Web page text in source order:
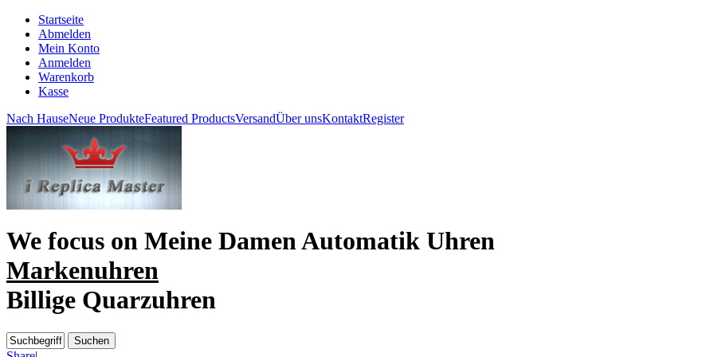
Startseite
Abmelden
Mein Konto
Anmelden
Warenkorb
Kasse
Nach HauseNeue ProdukteFeatured ProductsVersandÜber unsKontaktRegister
We focus on Meine Damen Automatik Uhren
Markenuhren
Billige Quarzuhren